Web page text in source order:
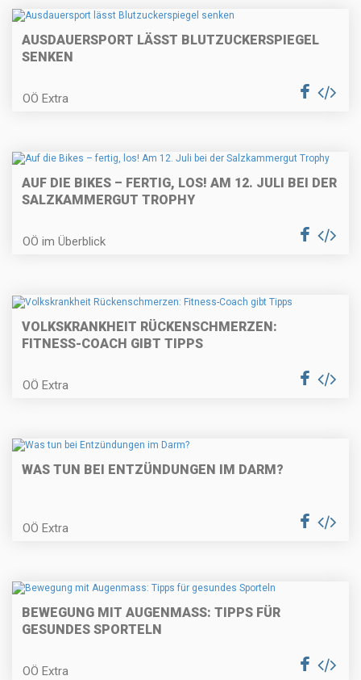
AUSDAUERSPORT LÄSST BLUTZUCKERSPIEGEL
SENKEN
OÖ Extra
AUF DIE BIKES – FERTIG, LOS! AM 12. JULI BEI DER
SALZKAMMERGUT TROPHY
OÖ im Überblick
VOLKSKRANKHEIT RÜCKENSCHMERZEN:
FITNESS-COACH GIBT TIPPS
OÖ Extra
WAS TUN BEI ENTZÜNDUNGEN IM DARM?
OÖ Extra
BEWEGUNG MIT AUGENMASS: TIPPS FÜR
GESUNDES SPORTELN
OÖ Extra